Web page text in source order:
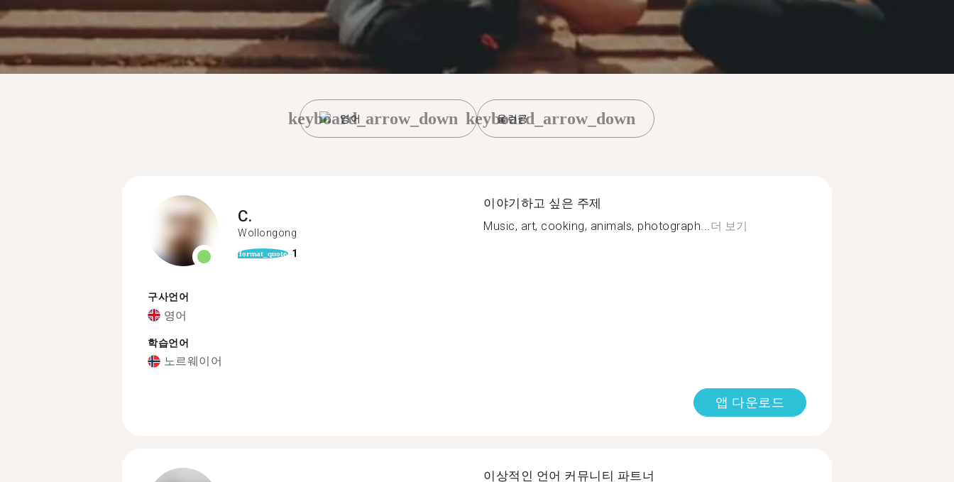
영어
keyboard_arrow_down 울런공
keyboard_arrow_down
C.
Wollongong
format_quote 1
구사언어
영어
학습언어
노르웨이어
이야기하고 싶은 주제
Music, art, cooking, animals, photograph...더 보기
앱 다운로드
이상적인 언어 커뮤니티 파트너